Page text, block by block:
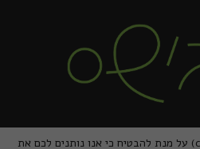
אנו משתמשים בעוגיות (cookies) על מנת להבטיח כי אנו נותנים לכם את